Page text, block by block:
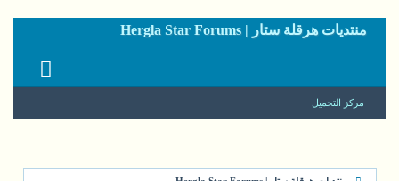
منتديات هرقلة ستار | Hergla Star Forums
مركز التحميل